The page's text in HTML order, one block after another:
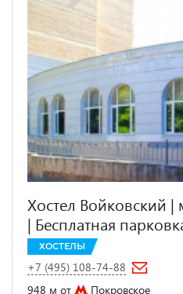
Хостел Войковский
| Бесплатная
ХОСТЕЛЫ
+7 (495) 108-74-88
948 м от
Покровское